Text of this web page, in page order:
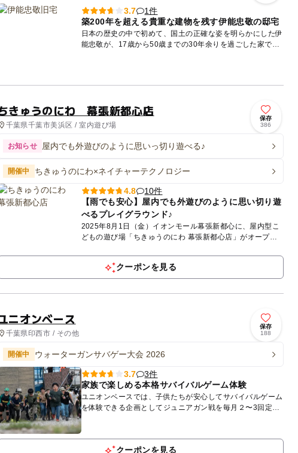
3.7
1件
築200年を超える貴重な建物を残す伊能忠敬の邸宅
日本の歴史の中で初めて、国土の正確な姿を明らかにした伊
能忠敬が、17歳から50歳までの30年余りを過ごした家で
きゅうのにわ 幕張新都心店
千葉県千葉市美浜区 / 室内遊び場
保存
386
お知らせ 屋内でも外遊びのように思いっ切り遊べる♪
開催中 ちきゅうのにわ×ネイチャーテクノロジー
4.8
10件
【雨でも安心】屋内でも外遊びのように思い切り遊
べるプレイグラウンド♪
2025年8月1日（金）イオンモール幕張新都心に、屋内型こ
どもの遊び場「ちきゅうのにわ 幕張新都心店」がオープン
ァミリ...
クーポンを見る
ニオンベース
千葉県印西市 / その他
保存
188
開催中 ウォーターガンサバゲー大会 2026
3.7
3件
家族で楽しめる本格サバイバルゲーム体験
ユニオンベースでは、子供たちが安心してサバイバルゲーム
を体験できる企画としてジュニアガン戦を毎月２〜3回定期
的に開催しています。 通常より威力の弱いボーイズガン
（対象年...
クーポンを見る